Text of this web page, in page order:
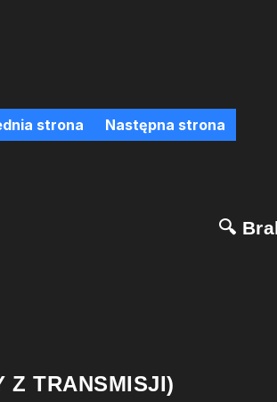
strona Następna strona
🔍
Z TRANSMISJI)